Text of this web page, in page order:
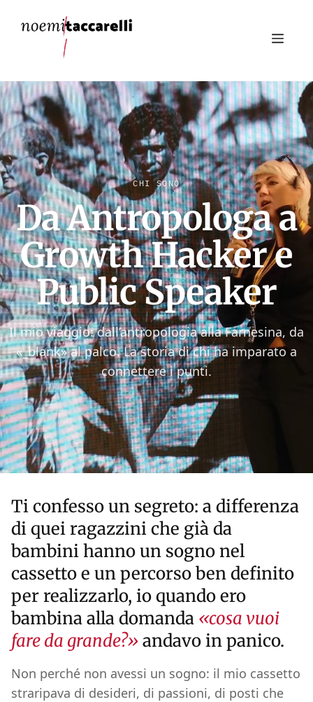
MENU
CHI SONO
Da Antropologa a
Growth Hacker e
Public Speaker
Il mio viaggio: dall’antropologia alla Farnesina, da
«_blank» al palco. La storia di chi ha imparato a
connettere i punti.
Ti confesso un segreto: a differenza
di quei ragazzini che già da
bambini hanno un sogno nel
cassetto e un percorso ben definito
per realizzarlo, io quando ero
bambina alla domanda «cosa vuoi
fare da grande?»andavo in panico.
Non perché non avessi un sogno: il mio cassetto
straripava di desideri, di passioni, di posti che